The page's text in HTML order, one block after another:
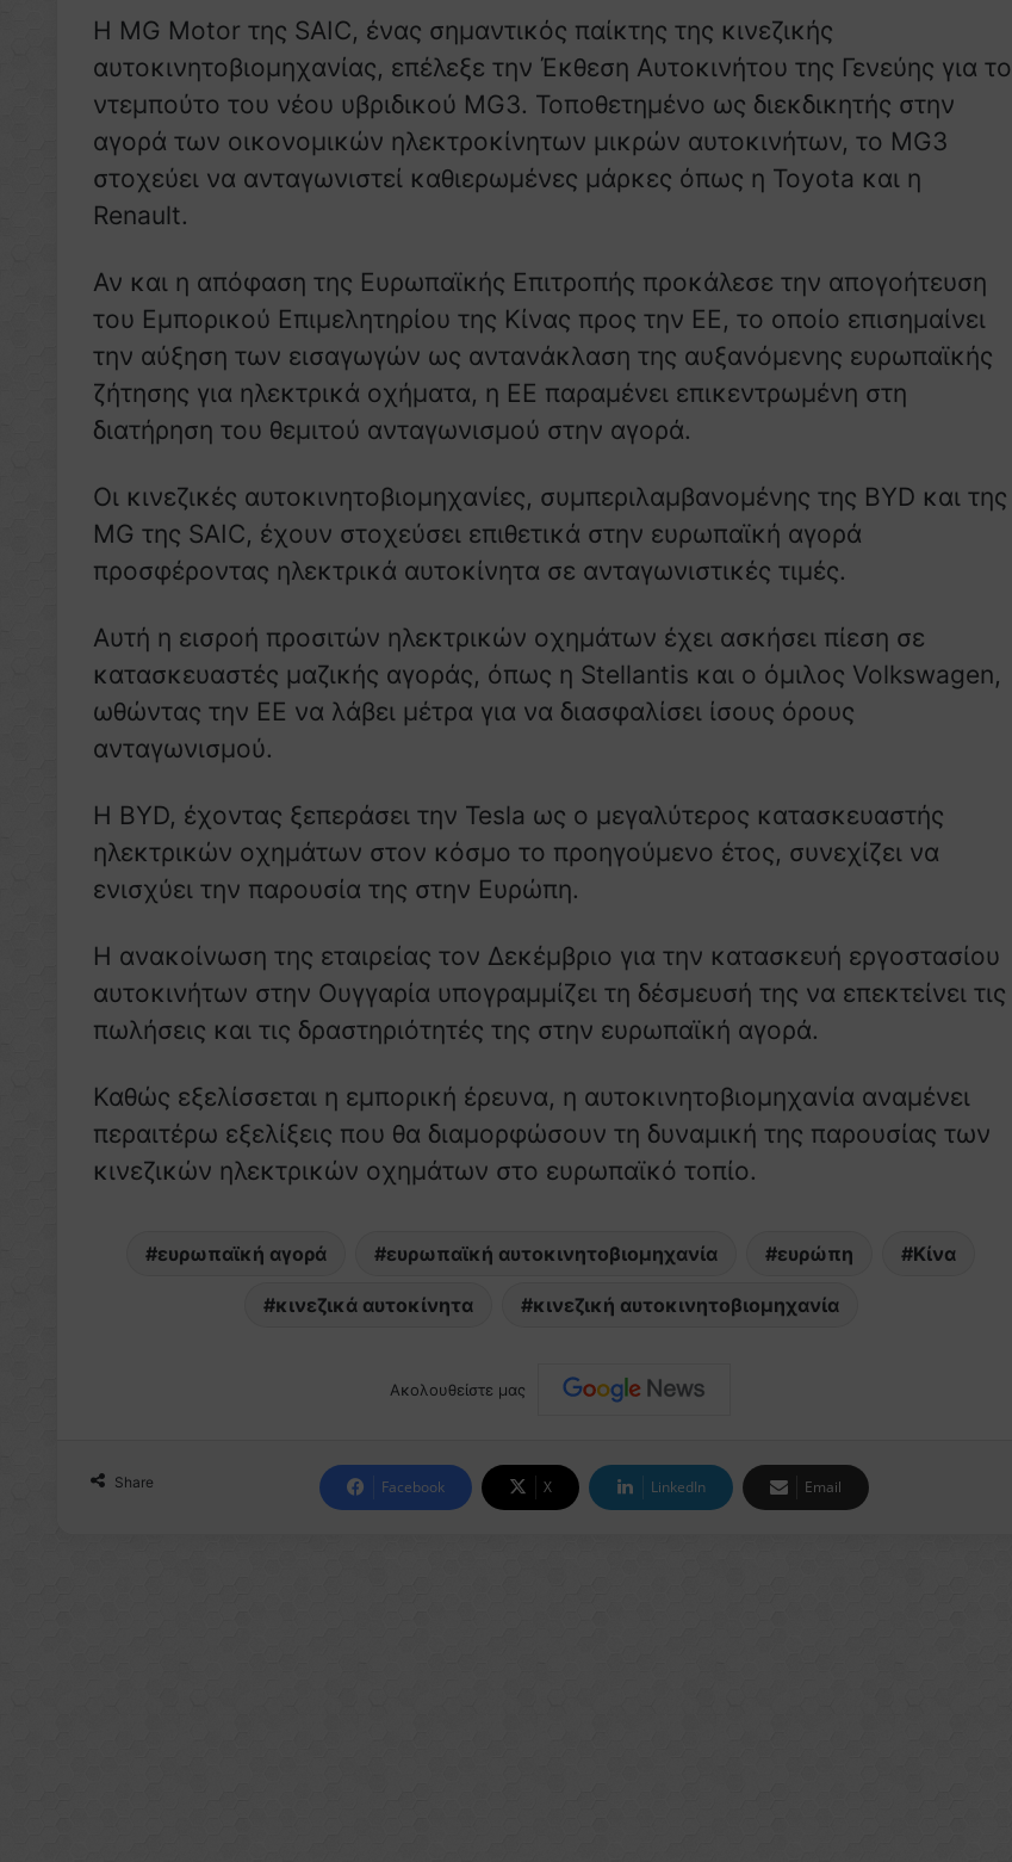
Η MG Motor της SAIC, ένας σημαντικός παίκτης της κινεζικής
αυτοκινητοβιομηχανίας, επέλεξε την Έκθεση Αυτοκινήτου της Γενεύης για το
ντεμπούτο του νέου υβριδικού MG3. Τοποθετημένο ως διεκδικητής στην
αγορά των οικονομικών ηλεκτροκίνητων μικρών αυτοκινήτων, το MG3
στοχεύει να ανταγωνιστεί καθιερωμένες μάρκες όπως η Toyota και η
Renault.
Αν και η απόφαση της Ευρωπαϊκής Επιτροπής προκάλεσε την απογοήτευση
του Εμπορικού Επιμελητηρίου της Κίνας προς την ΕΕ, το οποίο επισημαίνει
την αύξηση των εισαγωγών ως αντανάκλαση της αυξανόμενης ευρωπαϊκής
ζήτησης για ηλεκτρικά οχήματα, η ΕΕ παραμένει επικεντρωμένη στη
διατήρηση του θεμιτού ανταγωνισμού στην αγορά.
Οι κινεζικές αυτοκινητοβιομηχανίες, συμπεριλαμβανομένης της BYD και της
MG της SAIC, έχουν στοχεύσει επιθετικά στην ευρωπαϊκή αγορά
προσφέροντας ηλεκτρικά αυτοκίνητα σε ανταγωνιστικές τιμές.
Αυτή η εισροή προσιτών ηλεκτρικών οχημάτων έχει ασκήσει πίεση σε
κατασκευαστές μαζικής αγοράς, όπως η Stellantis και ο όμιλος Volkswagen,
ωθώντας την ΕΕ να λάβει μέτρα για να διασφαλίσει ίσους όρους
ανταγωνισμού.
Η BYD, έχοντας ξεπεράσει την Tesla ως ο μεγαλύτερος κατασκευαστής
ηλεκτρικών οχημάτων στον κόσμο το προηγούμενο έτος, συνεχίζει να
ενισχύει την παρουσία της στην Ευρώπη.
Η ανακοίνωση της εταιρείας τον Δεκέμβριο για την κατασκευή εργοστασίου
αυτοκινήτων στην Ουγγαρία υπογραμμίζει τη δέσμευσή της να επεκτείνει τις
πωλήσεις και τις δραστηριότητές της στην ευρωπαϊκή αγορά.
Καθώς εξελίσσεται η εμπορική έρευνα, η αυτοκινητοβιομηχανία αναμένει
περαιτέρω εξελίξεις που θα διαμορφώσουν τη δυναμική της παρουσίας των
κινεζικών ηλεκτρικών οχημάτων στο ευρωπαϊκό τοπίο.
ευρωπαϊκή αγορά ευρωπαϊκή αυτοκινητοβιομηχανία ευρώπη Κίνα
κινεζικά αυτοκίνητα κινεζική αυτοκινητοβιομηχανία
Ακολουθείστε μας
Share Facebook X LinkedIn Email